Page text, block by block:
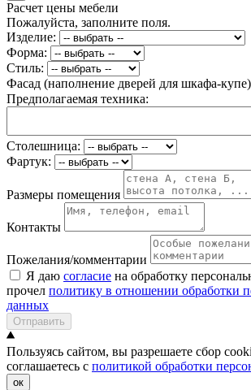
Расчет цены мебели
Пожалуйста, заполните поля.
Изделие:
Форма:
Стиль:
Фасад (наполнение дверей для шкафа-
Предполагаемая техника:
Столешница:
Фартук:
Размеры помещения
Контакты
Пожелания/комментарии
Я даю согласие на обработку
прочел политику в отношении обработки
данных
Отправить
Пользуясь сайтом, вы разрешаете сбор
соглашаетесь с политикой обработки
ок